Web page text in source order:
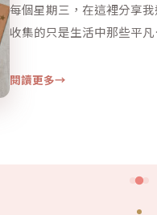
每個星期三，在這裡分享
收集的只是生活中那些平
閱讀更多